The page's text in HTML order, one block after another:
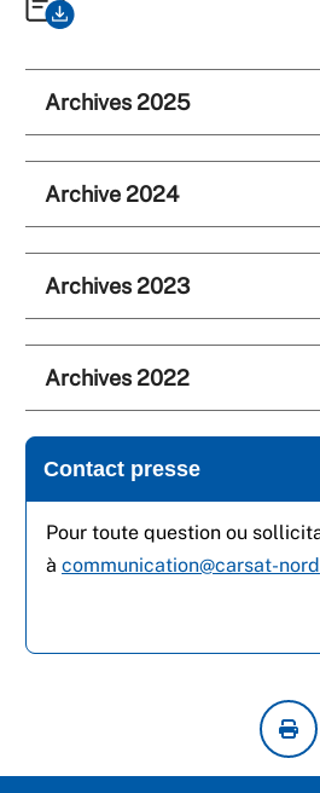
Archives 2025
Archive 2024
Archives 2023
Archives 2022
Contact presse
Pour toute question ou
à communication@carsat-